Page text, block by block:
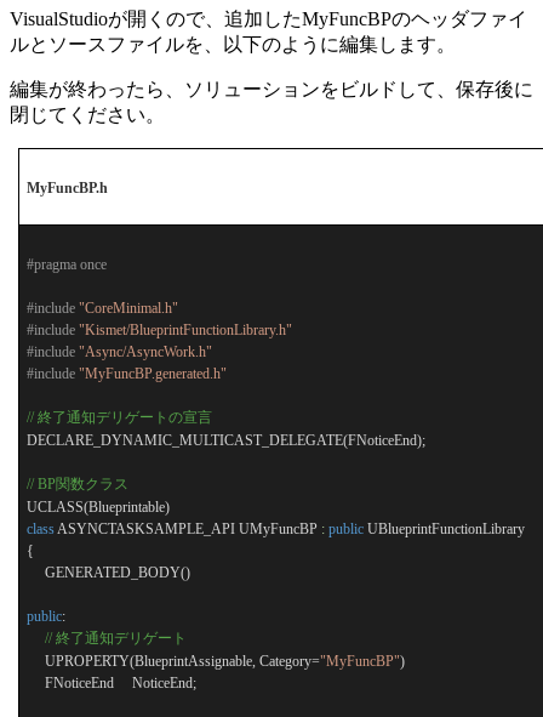
VisualStudioが開くので、追加したMyFuncBPのヘッダファイ
ルとソースファイルを、以下のように編集します。
編集が終わったら、ソリューションをビルドして、保存後に
閉じてください。
MyFuncBP.h
#pragma once
#include"CoreMinimal.h"
#include"Kismet/BlueprintFunctionLibrary.h"
#include"Async/AsyncWork.h"
#include"MyFuncBP.generated.h"
//終了通知デリゲートの宣言
DECLARE_DYNAMIC_MULTICAST_DELEGATE(FNoticeEnd);
// BP関数クラス
UCLASS(Blueprintable)
classASYNCTASKSAMPLE_API UMyFuncBP : public UBlueprintFunctionLibrary
{
GENERATED_BODY()
public:
//終了通知デリゲート
UPROPERTY(BlueprintAssignable, Category="MyFuncBP")
FNoticeEnd
NoticeEnd;